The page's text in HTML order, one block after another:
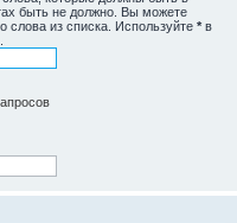
быть не должно. Вы можете
слова из списка. Используйте * в